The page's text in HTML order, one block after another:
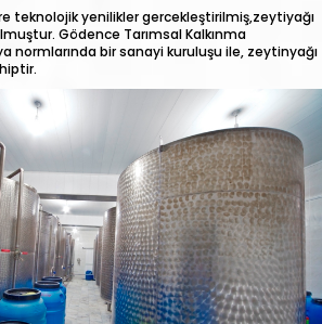
teknolojik yenilikler gercekleştirilmiş,zeytiyağı
Gödence Tarımsal Kalkınma
normlarında bir sanayi kuruluşu ile, zeytinyağı